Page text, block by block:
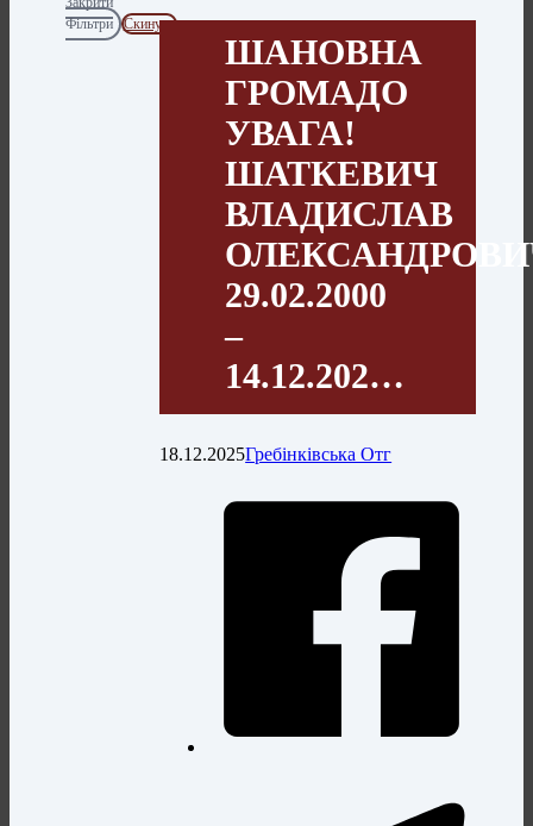
Фільтри
Скинути
ШАНОВНА
ГРОМАДО
УВАГА!
ШАТКЕВИЧ
ВЛАДИСЛАВ
29.02.2000
–
14.12.202…
18.12.2025Гребінківська Отг